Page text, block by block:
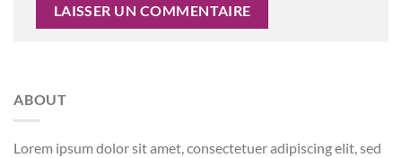
ABOUT
Lorem ipsum dolor sit amet, consectetuer adipiscing elit, sed